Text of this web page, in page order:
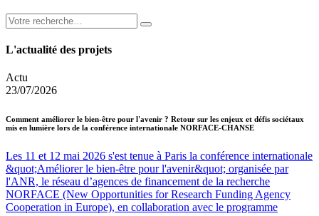
L'actualité des projets
Actu
23/07/2026
Comment améliorer le bien-être pour l'avenir ? Retour sur les enjeux et défis sociétaux
mis en lumière lors de la conférence internationale NORFACE-CHANSE
Les 11 et 12 mai 2026 s'est tenue à Paris la conférence internationale
&quot;Améliorer le bien-être pour l'avenir&quot; organisée par
l'ANR, le réseau d’agences de financement de la recherche
NORFACE (New Opportunities for Research Funding Agency
Cooperation in Europe), en collaboration avec le programme